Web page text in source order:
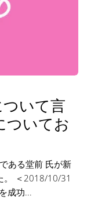
ついて言
ついてお
ある堂前 氏が新
。 ＜2018/10/31
成功...